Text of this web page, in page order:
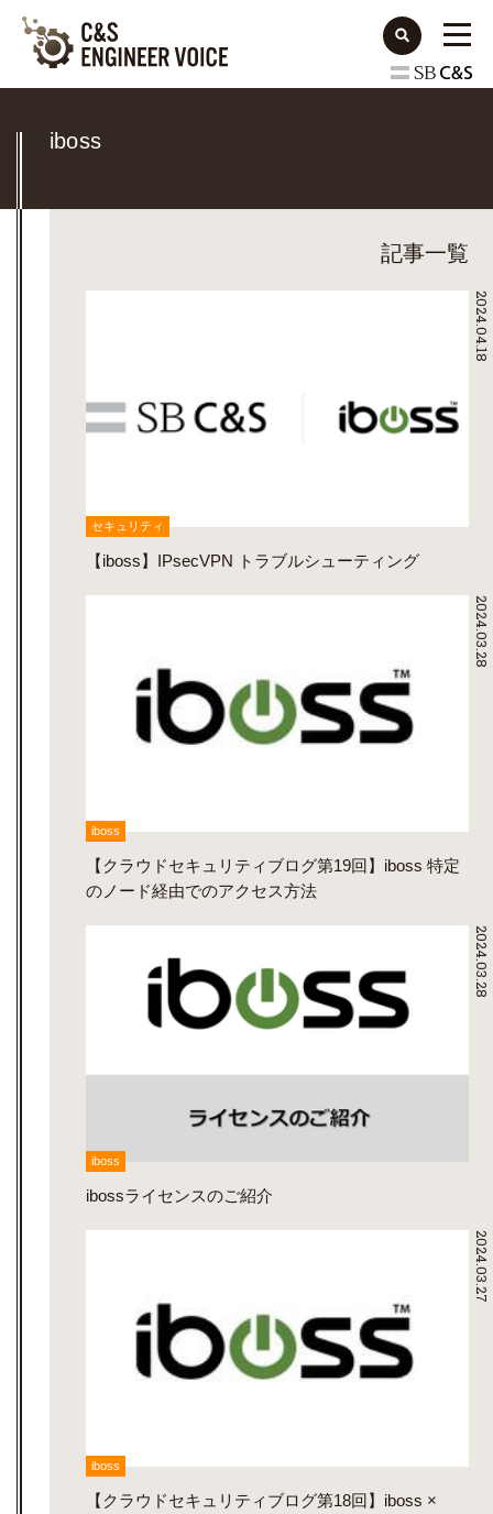
iboss
記事一覧
2024.04.18
セキュリティ
【iboss】IPsecVPN トラブルシューティング
2024.03.28
iboss
【クラウドセキュリティブログ第19回】iboss 特定
のノード経由でのアクセス方法
2024.03.28
iboss
ibossライセンスのご紹介
2024.03.27
iboss
【クラウドセキュリティブログ第18回】iboss ×